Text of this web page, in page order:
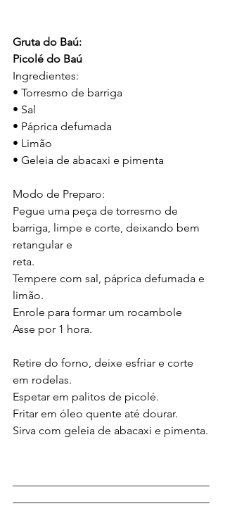
Gruta do Baú:
Picolé do Baú
Ingredientes:
• Torresmo de barriga
• Sal
• Páprica defumada
• Limão
• Geleia de abacaxi e pimenta
Modo de Preparo:
Pegue uma peça de torresmo de
barriga, limpe e corte, deixando bem
retangular e
reta.
Tempere com sal, páprica defumada e
limão.
Enrole para formar um rocambole
Asse por 1 hora.
Retire do forno, deixe esfriar e corte
em rodelas.
Espetar em palitos de picolé.
Fritar em óleo quente até dourar.
Sirva com geleia de abacaxi e pimenta.